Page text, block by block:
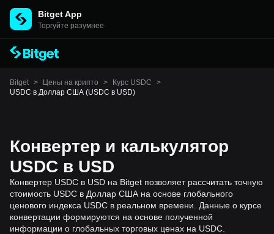
Bitget App
Торгуйте разумнее
Bitget > Цены на крипто > Курс USDC
>
USDC в Доллар США (USDC в USD)
Конвертер и калькулятор
USDC в USD
Конвертер USDC в USD на Bitget позволяет рассчитать точную
стоимость USDC в Доллар США на основе глобального
ценового индекса USDC в реальном времени. Данные о курсе
конвертации формируются на основе полученной
информации о глобальных торговых ценах на USDC.